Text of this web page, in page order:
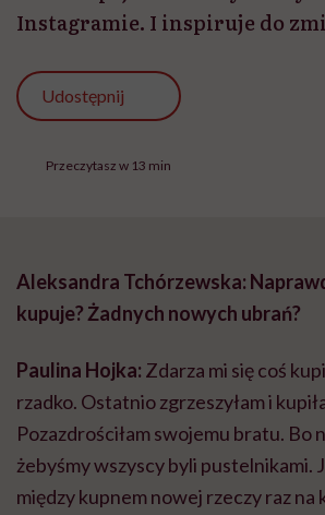
Instagramie. I inspiruje do
Udostępnij
Przeczytasz w 13 min
Aleksandra Tchórzewska:
kupuje? Żadnych nowych ubrań?
Paulina Hojka: Zdarza mi się coś
rzadko. Ostatnio zgrzeszyłam i
Pozazdrościłam swojemu bratu. Bo
żebyśmy wszyscy byli pustelnikami.
między kupnem nowej rzeczy raz na